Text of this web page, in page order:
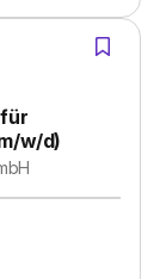
w/d)